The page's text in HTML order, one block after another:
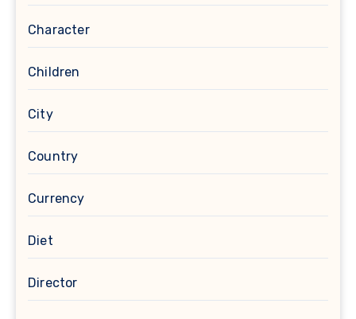
Character
Children
City
Country
Currency
Diet
Director